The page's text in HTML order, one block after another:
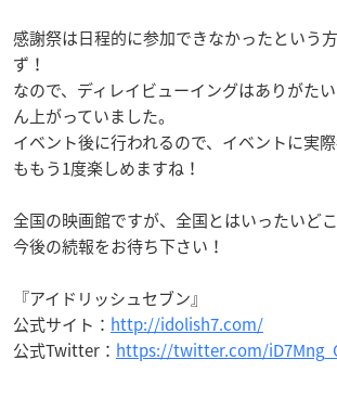
感謝祭は日程的に参加できなかったという
ず！
なので、ディレイビューイングはありがた
ん上がっていました。
イベント後に行われるので、イベントに実
ももう1度楽しめますね！
全国の映画館ですが、全国とはいったいど
今後の続報をお待ち下さい！
『アイドリッシュセブン』
公式サイト： http://idolish7.com/
公式Twitter： https://twitter.com/